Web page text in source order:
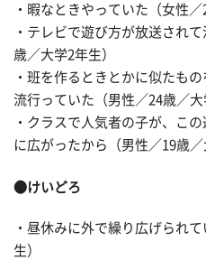
・暇なときやっていた（女性／
・テレビで遊び方が放送され
歳／大学2年生）
・班を作るときとかに似たも
流行っていた（男性／24歳／大
・クラスで人気者の子が、こ
に広がったから（男性／19歳／
●けいどろ
・昼休みに外で繰り広げられ
生）